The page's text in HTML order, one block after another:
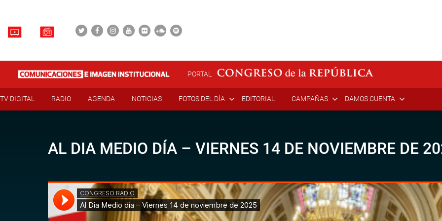
PORTAL
TV DIGITAL RADIO AGENDA NOTICIAS FOTOS DEL DÍA EDITORIAL CAMPAÑAS DAMOS CUENTA
AL DIA MEDIO DÍA – VIERNES 14 DE NOVIEMBRE DE